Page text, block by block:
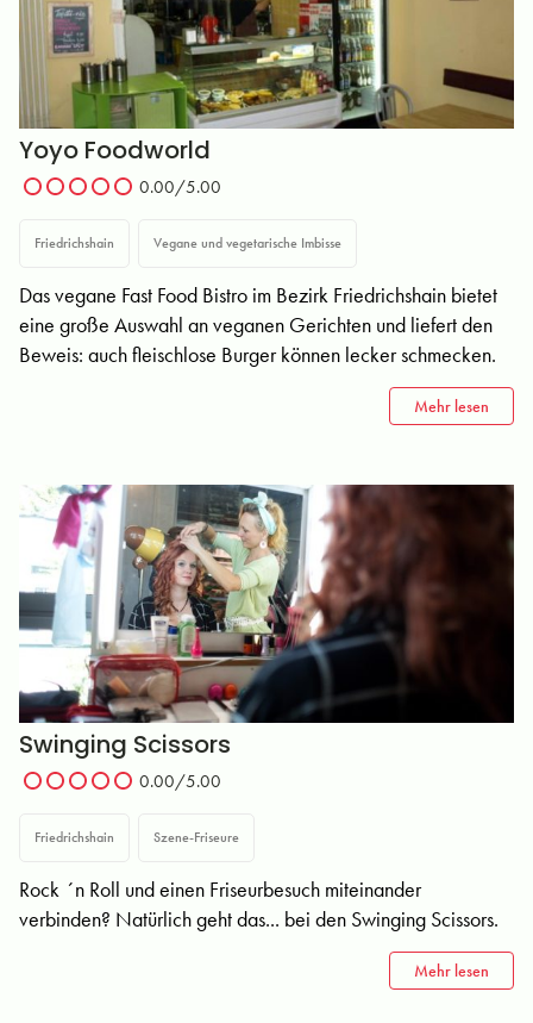
Yoyo Foodworld
0.00/5.00
Friedrichshain Vegane und vegetarische Imbisse
Das vegane Fast Food Bistro im Bezirk Friedrichshain bietet
eine große Auswahl an veganen Gerichten und liefert den
Beweis: auch fleischlose Burger können lecker schmecken.
Mehr lesen
Swinging Scissors
0.00/5.00
Friedrichshain Szene-Friseure
Rock ´n Roll und einen Friseurbesuch miteinander
verbinden? Natürlich geht das... bei den Swinging Scissors.
Mehr lesen